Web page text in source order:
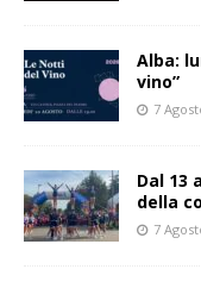
Alba:
vino”
7
Dal 13
della
7